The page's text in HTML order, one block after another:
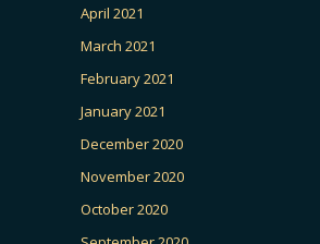
April 2021
March 2021
February 2021
January 2021
December 2020
November 2020
October 2020